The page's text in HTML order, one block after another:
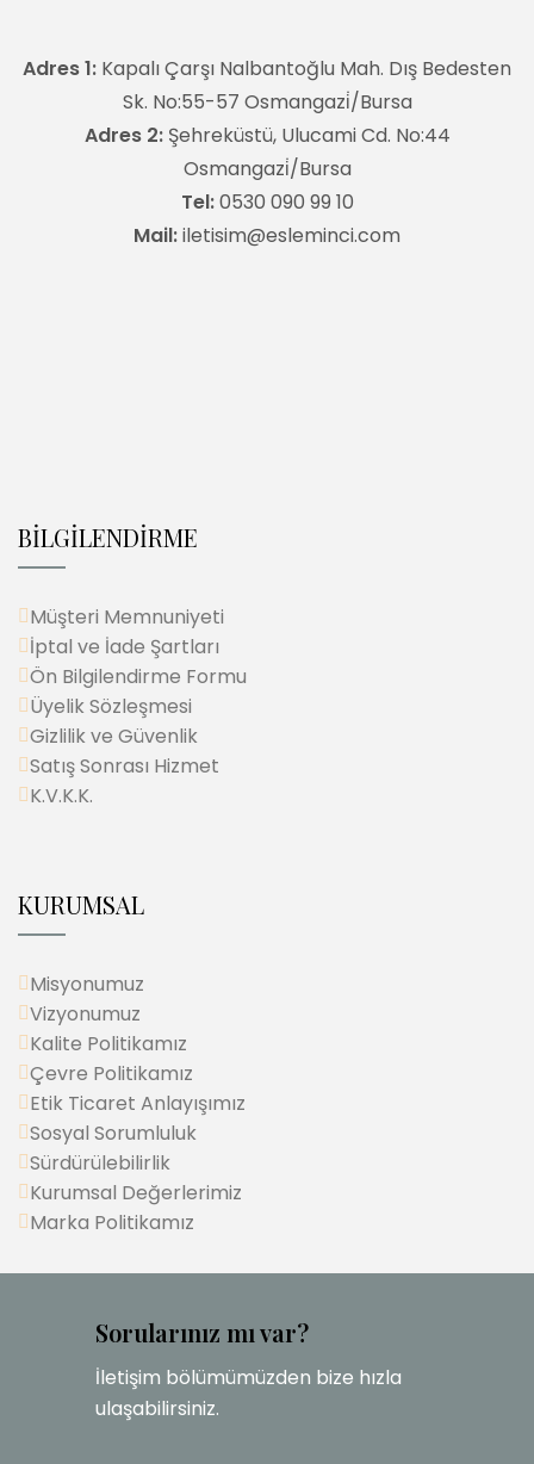
Adres 1: Kapalı Çarşı Nalbantoğlu Mah. Dış Bedesten
Sk. No:55-57 Osmangazi̇/Bursa
Adres 2:Şehreküstü, Ulucami Cd. No:44
Osmangazi̇/Bursa
Tel:0530 090 99 10
Mail:iletisim@esleminci.com
BİLGİLENDİRME
Müşteri Memnuniyeti
İptal ve İade Şartları
Ön Bilgilendirme Formu
Üyelik Sözleşmesi
Gizlilik ve Güvenlik
Satış Sonrası Hizmet
K.V.K.K.
KURUMSAL
Misyonumuz
Vizyonumuz
Kalite Politikamız
Çevre Politikamız
Etik Ticaret Anlayışımız
Sosyal Sorumluluk
Sürdürülebilirlik
Kurumsal Değerlerimiz
Marka Politikamız
Sorularınız mı var?
İletişim bölümümüzden bize hızla
ulaşabilirsiniz.